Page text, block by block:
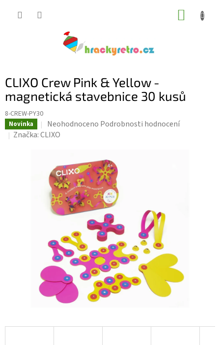
CLIXO Crew Pink & Yellow -
magnetická stavebnice 30 kusů
8-CREW-PY30
Novinka
Průměrné
hodnocení
0,0
z
5
hvězdiček.
Neohodnoceno Podrobnosti hodnocení
Značka:CLIXO